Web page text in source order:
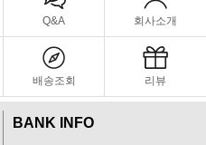
Q&A 회사소개
배송조회 리뷰
BANK INFO